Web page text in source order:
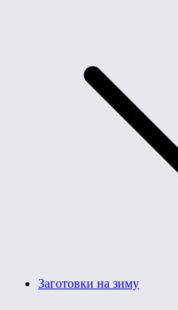
Заготовки на зиму